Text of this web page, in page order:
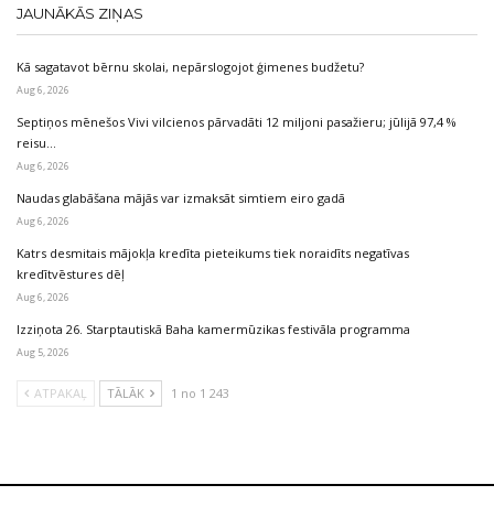
JAUNĀKĀS ZIŅAS
Kā sagatavot bērnu skolai, nepārslogojot ģimenes budžetu?
Aug 6, 2026
Septiņos mēnešos Vivi vilcienos pārvadāti 12 miljoni pasažieru; jūlijā 97,4 %
reisu…
Aug 6, 2026
Naudas glabāšana mājās var izmaksāt simtiem eiro gadā
Aug 6, 2026
Katrs desmitais mājokļa kredīta pieteikums tiek noraidīts negatīvas
kredītvēstures dēļ
Aug 6, 2026
Izziņota 26. Starptautiskā Baha kamermūzikas festivāla programma
Aug 5, 2026
ATPAKAĻ TĀLĀK 1 no 1 243